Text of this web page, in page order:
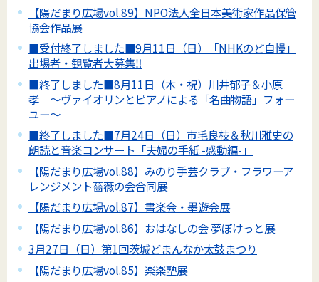
【陽だまり広場vol.89】NPO法人全日本美術家作品保管
協会作品展
■受付終了しました■9月11日（日）「NHKのど自慢」
出場者・観覧者大募集‼
■終了しました■8月11日（木・祝）川井郁子＆小原
孝 ～ヴァイオリンとピアノによる「名曲物語」フォー
ユー～
■終了しました■7月24日（日）市毛良枝＆秋川雅史の
朗読と音楽コンサート「夫婦の手紙 -感動編-」
【陽だまり広場vol.88】みのり手芸クラブ・フラワーア
レンジメント薔薇の会合同展
【陽だまり広場vol.87】書楽会・墨遊会展
【陽だまり広場vol.86】おはなしの会 夢ぽけっと展
3月27日（日）第1回茨城どまんなか太鼓まつり
【陽だまり広場vol.85】楽楽塾展